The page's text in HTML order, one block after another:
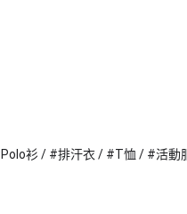
衫 / #排汗衣 / #T恤 / #活動